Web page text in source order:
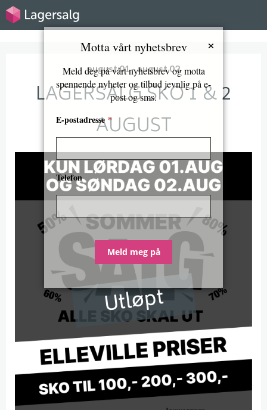
august 01 - august 02
LAGERSALG SKO 1 & 2
AUGUST
Utløpt
×
Motta vårt nyhetsbrev
Meld deg på vårt nyhetsbrev og motta
spennende nyheter og tilbud jevnlig på e-
post og sms.
E-postadresse *
Telefon